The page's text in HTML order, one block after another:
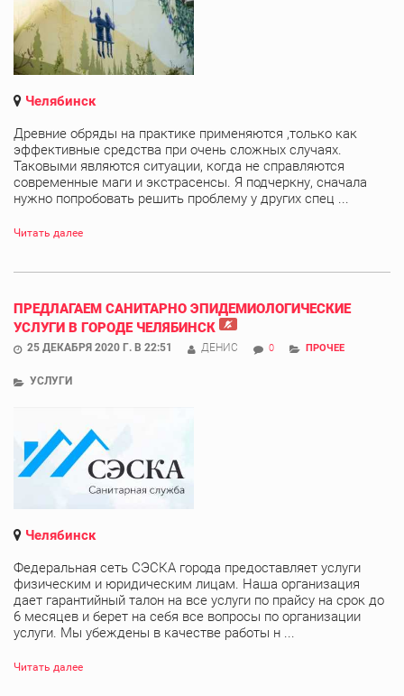
Челябинск
Древние обряды на практике применяются ,только как
эффективные средства при очень сложных случаях.
Таковыми являются ситуации, когда не справляются
современные маги и экстрасенсы. Я подчеркну, сначала
нужно попробовать решить проблему у других спец ...
Читать далее
ПРЕДЛАГАЕМ САНИТАРНО ЭПИДЕМИОЛОГИЧЕСКИЕ
УСЛУГИ В ГОРОДЕ ЧЕЛЯБИНСК
25 ДЕКАБРЯ 2020 Г. В 22:51 ДЕНИС 0 ПРОЧЕЕ
УСЛУГИ
Челябинск
Федеральная сеть СЭСКА города предоставляет услуги
физическим и юридическим лицам. Наша организация
дает гарантийный талон на все услуги по прайсу на срок до
6 месяцев и берет на себя все вопросы по организации
услуги. Мы убеждены в качестве работы н ...
Читать далее